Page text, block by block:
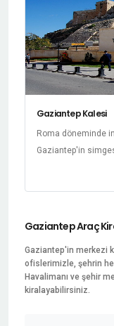
Gaziantep Kalesi
Roma döneminde
Gaziantep'in
Gaziantep Araç
Gaziantep'in merkezi
ofislerimizle, şehrin
Havalimanı ve şehir
kiralayabilirsiniz.